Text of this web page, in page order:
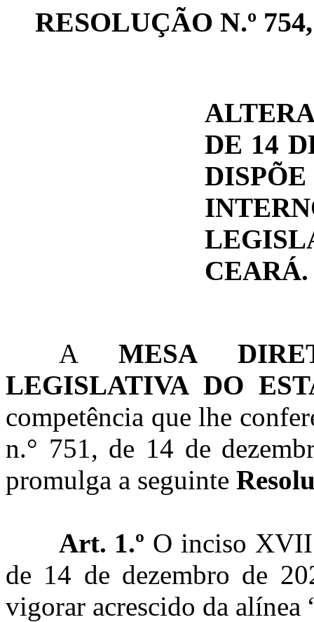
RESOLUÇÃO N.º
DE 14
CEARÁ.
A MESA
LEGISLATIVA DO
competência que lhe
n.° 751, de 14 de
promulga a seguinte
Art. 1.º O inciso XVII
de 14 de dezembro de
vigorar acrescido da alínea